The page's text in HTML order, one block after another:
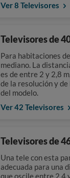
Ver 8 Televisores
Televisores de
Para habitaciones
mediano. La
es de entre 2 y 2,8
de la resolución y
del modelo.
Ver 42 Televisores
Televisores de
Una tele con esta
adecuada para una
que oscile entre 2,4